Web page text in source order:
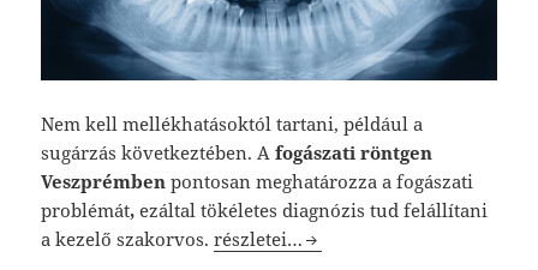
Nem kell mellékhatásoktól tartani, például a
sugárzás következtében. Afogászati röntgen
Veszprémbenpontosan meghatározza a fogászati
problémát,ezáltal tökéletes diagnózis tud felállítani
a kezelő szakorvos.Fogászati röntgen alkalmazása
részletei…